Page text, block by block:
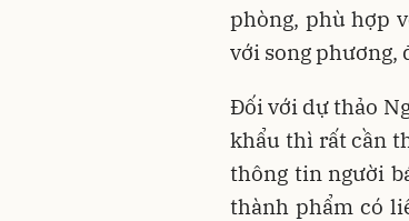
phòng, phù hợp
với song phương,
Đối với dự thảo
khẩu thì rất cần
thông tin người
thành phẩm có